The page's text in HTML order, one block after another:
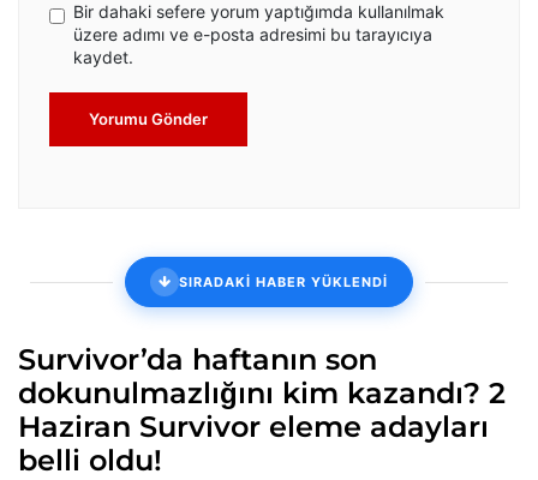
Bir dahaki sefere yorum yaptığımda kullanılmak
üzere adımı ve e-posta adresimi bu tarayıcıya
kaydet.
Yorumu Gönder
SIRADAKİ HABER YÜKLENDİ
Survivor’da haftanın son
dokunulmazlığını kim kazandı? 2
Haziran Survivor eleme adayları
belli oldu!